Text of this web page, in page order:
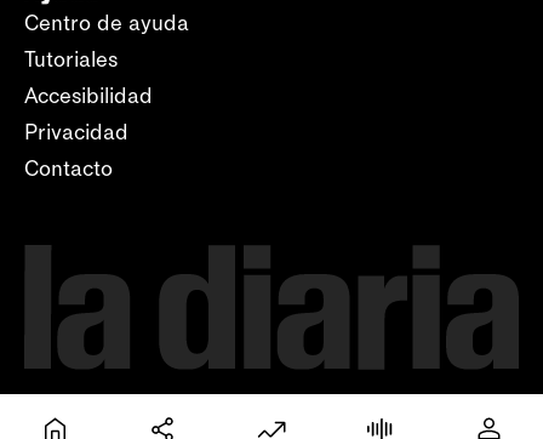
Centro de ayuda
Tutoriales
Accesibilidad
Privacidad
Contacto